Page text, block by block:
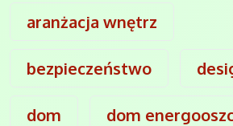
aranżacja wnętrz
bezpieczeństwo
dom dom